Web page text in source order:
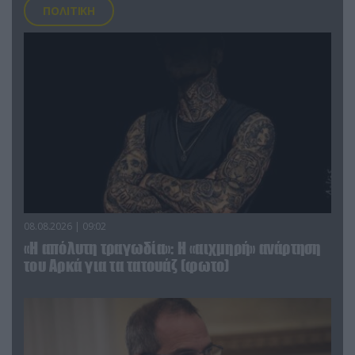
ΠΟΛΙΤΙΚΗ
08.08.2026 | 09:02
«Η απόλυτη τραγωδία»: Η «αιχμηρή» ανάρτηση
του Αρκά για τα τατουάζ (φωτο)